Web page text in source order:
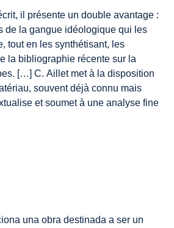
il présente un double avantage :
de la gangue idéologique qui les
tout en les synthétisant, les
la bibliographie récente sur la
[…] C. Aillet met à la disposition
souvent déjà connu mais
et soumet à une analyse fine
una obra destinada a ser un